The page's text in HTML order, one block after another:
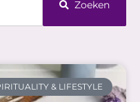
Zoeken
& LIFESTYLE